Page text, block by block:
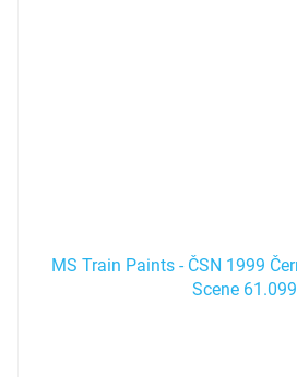
MS Train Paints - ČSN 1999
Scene 61.099